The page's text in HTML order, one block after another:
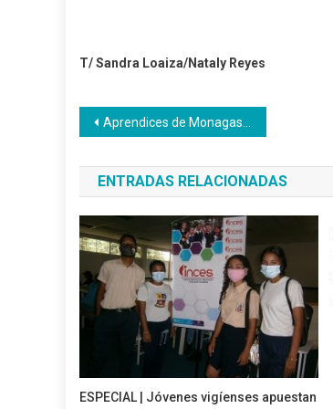
T/Sandra Loaiza/Nataly Reyes
Navegación
de
entradas
Aprendices de Monagas protagonizaron trabajo voluntario en CFS “Simón Rodríguez”
ENTRADAS RELACIONADAS
ESPECIAL | Jóvenes vigíenses apuestan